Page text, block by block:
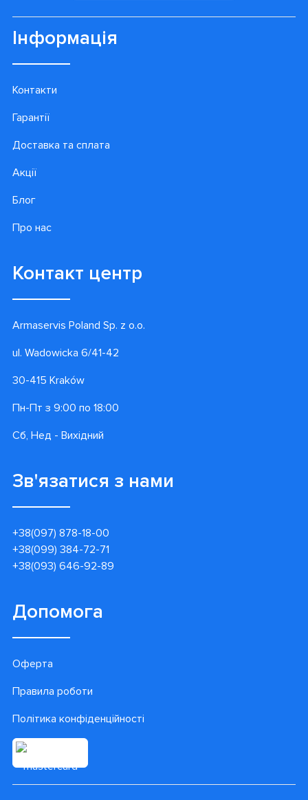
Інформація
Контакти
Гарантії
Доставка та сплата
Акції
Блог
Про нас
Контакт центр
Armaservis Poland Sp. z o.o.
ul. Wadowicka 6/41-42
30-415 Kraków
Пн-Пт з 9:00 по 18:00
Сб, Нед - Вихідний
Зв'язатися з нами
+38(097) 878-18-00
+38(099) 384-72-71
+38(093) 646-92-89
Допомога
Оферта
Правила роботи
Політика конфіденційності